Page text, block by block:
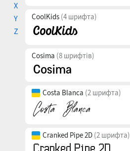
X
Y
Z
CoolKids (4 шрифта)
Cosima (8 шрифтів)
Costa Blanca (2 шрифта)
Cranked Pipe 2D (2 шрифта)